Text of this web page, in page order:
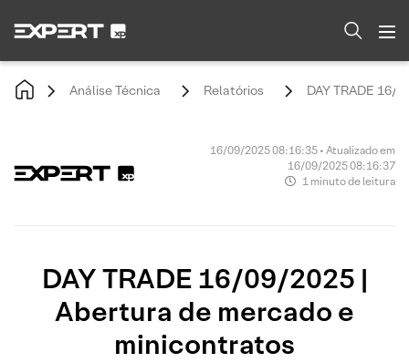
Análise Técnica Relatórios DAY TRADE 16/
16/09/2025 08:16:35 • Atualizado em
16/09/2025 08:16:37
1 minuto de leitura
DAY TRADE 16/09/2025 |
Abertura de mercado e
minicontratos